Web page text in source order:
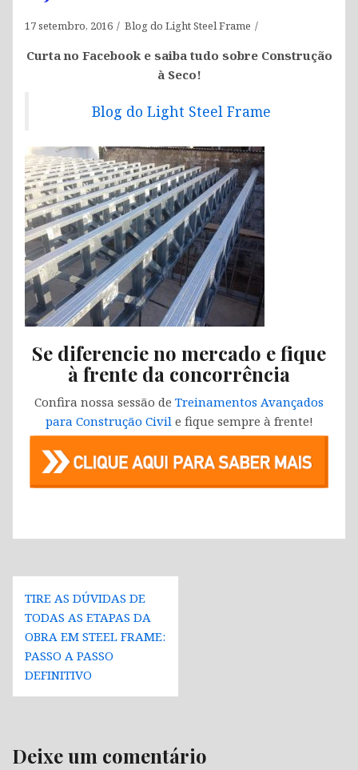
17 setembro, 2016 Blog do Light Steel Frame
Curta no Facebook e saiba tudo sobre Construção
à Seco!
Blog do Light Steel Frame
Se diferencie no mercado e fique
à frente da concorrência
Confira nossa sessão de Treinamentos Avançados
para Construção Civile fique sempre à frente!
Navegação
de
Post
TIRE AS DÚVIDAS DE
TODAS AS ETAPAS DA
OBRA EM STEEL FRAME:
PASSO A PASSO
DEFINITIVO
Deixe um comentário